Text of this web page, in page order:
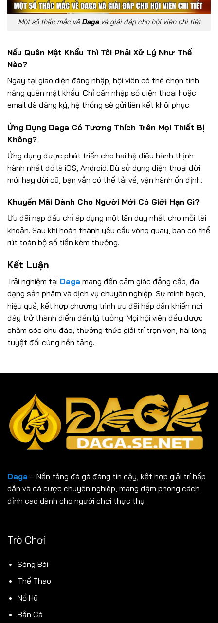
Một số thắc mắc vềDagavà giải đáp cho hội viên chi tiết
Nếu Quên Mật Khẩu Thì Tôi Phải Xử Lý Như Thế
Nào?
Ngay tại giao diện đăng nhập, hội viên có thể chọn tính
năng quên mật khẩu. Chỉ cần nhập số điện thoại hoặc
email đã đăng ký, hệ thống sẽ gửi liên kết khôi phục.
Ứng Dụng Daga Có Tương Thích Trên Mọi Thiết Bị
Không?
Ứng dụng được phát triển cho hai hệ điều hành thịnh
hành nhất đó là iOS, Android. Dù sử dụng điện thoại đời
mới hay đời cũ, bạn vẫn có thể tải về, vận hành ổn định.
Khuyến Mãi Dành Cho Người Mới Có Giới Hạn Gì?
Ưu đãi nạp đầu chỉ áp dụng một lần duy nhất cho mỗi tài
khoản. Sau khi hoàn thành yêu cầu vòng quay, bạn có thể
rút toàn bộ số tiền kèm thưởng.
Kết Luận
Trải nghiệm tại Daga mang đến cảm giác đẳng cấp, đa
dạng sản phẩm và dịch vụ chuyên nghiệp. Sự minh bạch,
hiệu quả, kết hợp chương trình ưu đãi hấp dẫn khiến nơi
đây trở thành điểm đến lý tưởng. Mọi hội viên đều được
chăm sóc chu đáo, thưởng thức giải trí trọn vẹn, hài lòng
tuyệt đối cùng nền tảng.
Daga – Nền tảng đá gà đáng tin cậy, kết hợp giải trí hấp
dẫn và cá cược chuyên nghiệp, mang đậm phong cách
đỉnh cao dành cho người chơi thực thụ.
Trò Chơi
Sòng Bài
Thể Thao
Nổ Hũ
Bắn Cá